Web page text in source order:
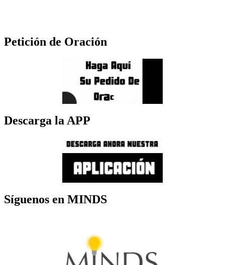
Petición de Oración
Descarga la APP
Síguenos en MINDS